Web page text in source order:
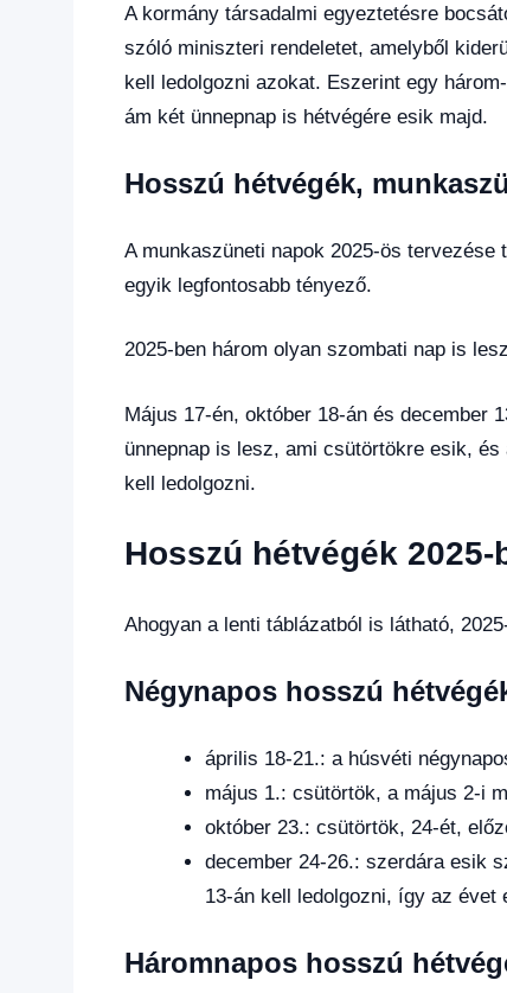
A kormány társadalmi egyeztetésre
szóló miniszteri rendeletet, amelyből
kell ledolgozni azokat. Eszerint egy
ám két ünnepnap is hétvégére esik majd.
Hosszú hétvégék,
A munkaszüneti napok 2025-ös tervezése
egyik legfontosabb tényező.
2025-ben három olyan szombati nap is
Május 17-én, október 18-án és december
ünnepnap is lesz, ami csütörtökre esik,
kell ledolgozni.
Hosszú hétvégék 2025-
Ahogyan a lenti táblázatból is látható,
Négynapos hosszú
április 18-21.: a húsvéti
május 1.: csütörtök, a május 2-i
október 23.: csütörtök, 24-ét,
december 24-26.: szerdára esik
13-án kell ledolgozni, így az évet
Háromnapos hosszú